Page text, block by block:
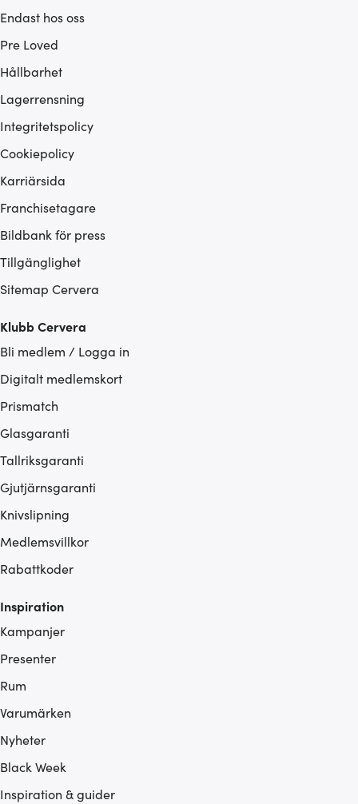
Endast hos oss
Pre Loved
Hållbarhet
Lagerrensning
Integritetspolicy
Cookiepolicy
Karriärsida
Franchisetagare
Bildbank för press
Tillgänglighet
Sitemap Cervera
Klubb Cervera
Bli medlem / Logga in
Digitalt medlemskort
Prismatch
Glasgaranti
Tallriksgaranti
Gjutjärnsgaranti
Knivslipning
Medlemsvillkor
Rabattkoder
Inspiration
Kampanjer
Presenter
Rum
Varumärken
Nyheter
Black Week
Inspiration & guider